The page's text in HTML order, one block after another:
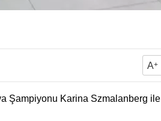
A+
Şampiyonu Karina Szmalanberg ile